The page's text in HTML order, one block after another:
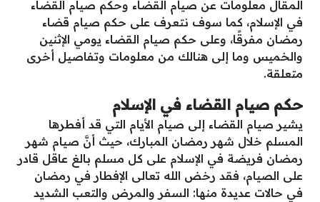
المقال معلومات عن صيام القضاء وحكم صيام القضاء
في الإسلام، كما سوف نتعرف على حكم صيام قضاء
رمضان مفرقًا، وعلى حكم صيام القضاء يومي الإثنين
والخميس وما إلى هنالك من معلومات وتفاصيل أخرى
متعلقة.
حكم صيام القضاء في الإسلام
يشير صيام القضاء إلى صيام الأيام التي قد أفطرها
المسلم خلال شهر رمضان المبارك، حيث أنَّ صيام شهر
رمضان فريضة في الإسلام على كل مسلم بالغ عاقل قادر
على الصيام، فقد رخض الله تعالى الإفطار في رمضان
في حالات عديدة منها: السفر والمرض والتعب الشديد